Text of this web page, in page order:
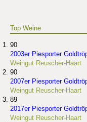
Top Weine
90
2003er Piesporter
Weingut Reuscher-Haart
90
2007er Piesporter
Weingut Reuscher-Haart
89
2017er Piesporter
Weingut Reuscher-Haart